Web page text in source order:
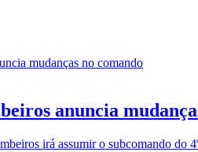
anuncia
irá assumir o subcomando do